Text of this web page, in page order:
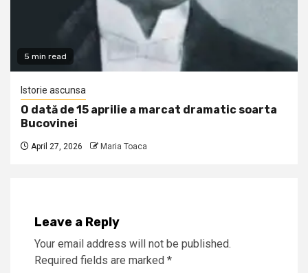
5 min read
Istorie ascunsa
O dată de 15 aprilie a marcat dramatic soarta
Bucovinei
April 27, 2026 Maria Toaca
Leave a Reply
Your email address will not be published.
Required fields are marked *